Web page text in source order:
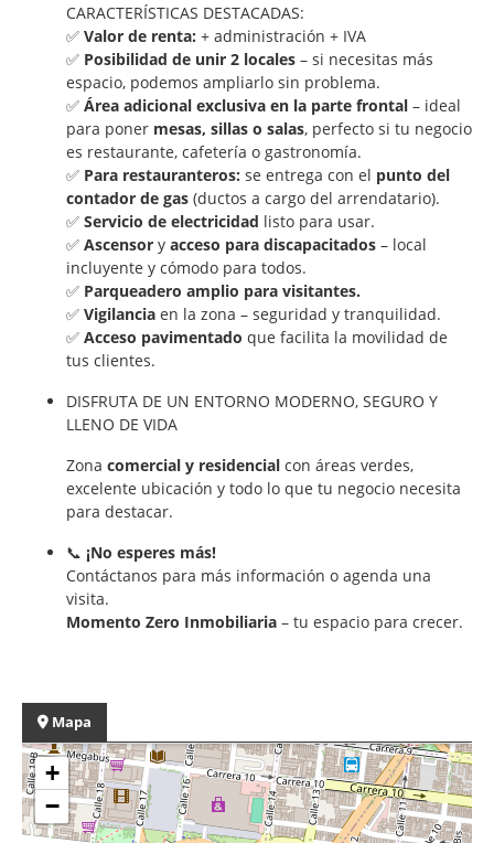
CARACTERÍSTICAS DESTACADAS:
✅ Valor de renta: + administración + IVA
✅ Posibilidad de unir 2 locales – si necesitas más
espacio, podemos ampliarlo sin problema.
✅ Área adicional exclusiva en la parte frontal – ideal
para poner mesas, sillas o salas, perfecto si tu negocio
es restaurante, cafetería o gastronomía.
✅ Para restauranteros: se entrega con el punto del
contador de gas (ductos a cargo del arrendatario).
✅ Servicio de electricidad listo para usar.
✅ Ascensor y acceso para discapacitados – local
incluyente y cómodo para todos.
✅ Parqueadero amplio para visitantes.
✅ Vigilancia en la zona – seguridad y tranquilidad.
✅ Acceso pavimentado que facilita la movilidad de
tus clientes.
DISFRUTA DE UN ENTORNO MODERNO, SEGURO Y
LLENO DE VIDA
Zona comercial y residencial con áreas verdes,
excelente ubicación y todo lo que tu negocio necesita
para destacar.
📞 ¡No esperes más!
Contáctanos para más información o agenda una
visita.
Momento Zero Inmobiliaria – tu espacio para crecer.
Mapa
+
−